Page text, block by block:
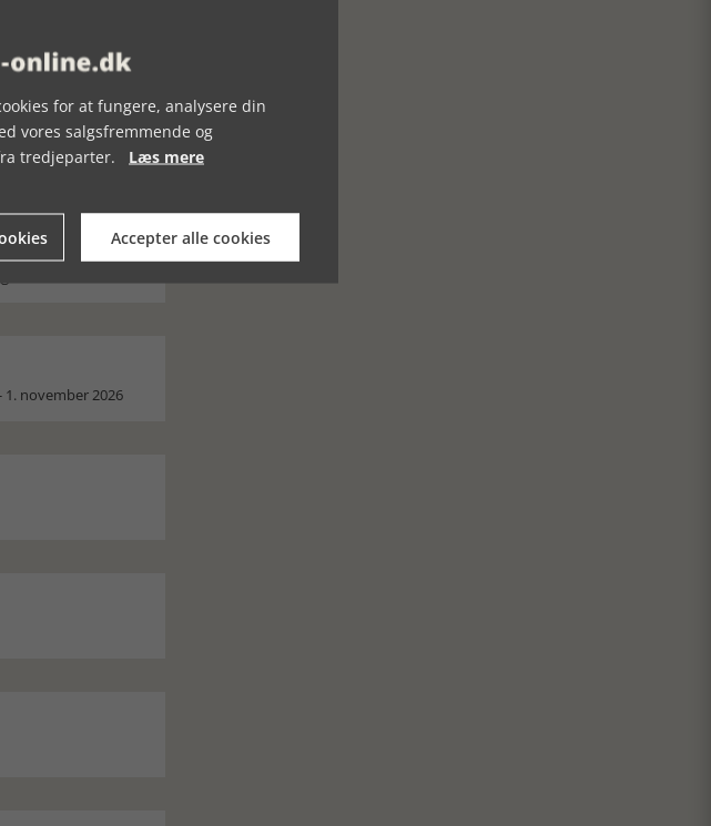
1. november 2026
for at fungere, analysere din
vores salgsfremmende og
tredjeparter. Læs mere
Accepter alle cookies